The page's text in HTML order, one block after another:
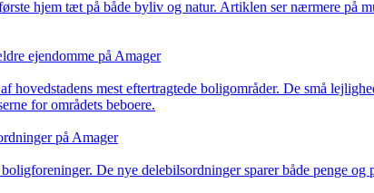
hjem tæt på både byliv og natur. Artiklen ser nærmere på
ejendomme på Amager
mest eftertragtede boligområder. De små
for områdets beboere.
på Amager
De nye delebilsordninger sparer både penge